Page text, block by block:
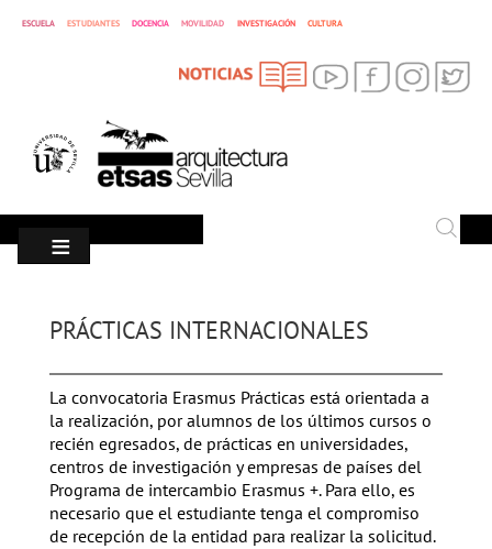
ESCUELA ESTUDIANTES DOCENCIA MOVILIDAD INVESTIGACIÓN CULTURA
PRÁCTICAS INTERNACIONALES
La convocatoria Erasmus Prácticas está orientada a
la realización, por alumnos de los últimos cursos o
recién egresados, de prácticas en universidades,
centros de investigación y empresas de países del
Programa de intercambio Erasmus +. Para ello, es
necesario que el estudiante tenga el compromiso
de recepción de la entidad para realizar la solicitud.